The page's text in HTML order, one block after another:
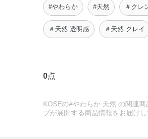
#やわらか #天然 ＃クレ
＃天然 透明感 ＃天然 クレイ
0点
KOSEの#やわらか 天然 の関連
プが展開する商品情報をお届けし